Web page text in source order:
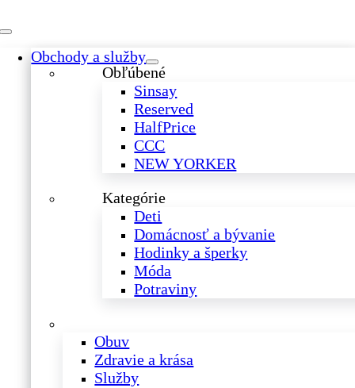
to
Toggle
Navigation
Obchody a služby
Obľúbené
Sinsay
Reserved
HalfPrice
CCC
NEW YORKER
Kategórie
Deti
Domácnosť a bývanie
Hodinky a šperky
Móda
Potraviny
Obuv
Zdravie a krása
Služby